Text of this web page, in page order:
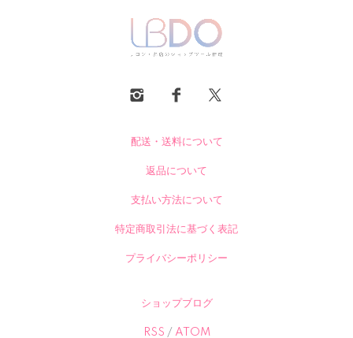
配送・送料について
返品について
支払い方法について
特定商取引法に基づく表記
プライバシーポリシー
ショップブログ
RSS / ATOM